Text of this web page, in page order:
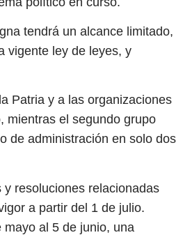
tendrá un alcance limitado,
vigente ley de leyes, y
Patria y a las organizaciones
mientras el segundo grupo
de administración en solo dos
resoluciones relacionadas
a partir del 1 de julio.
al 5 de junio, una